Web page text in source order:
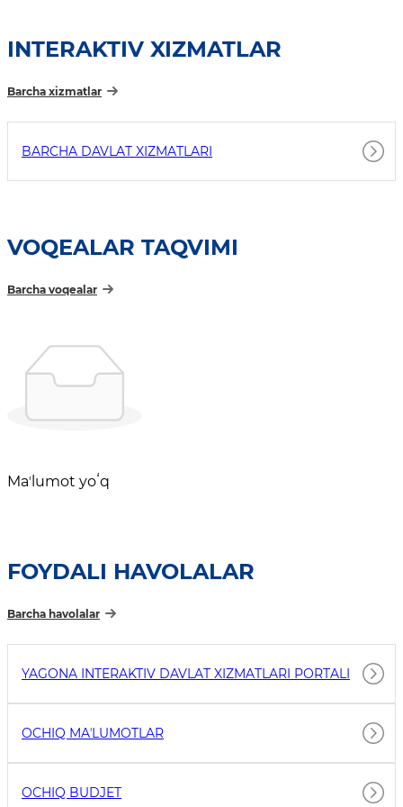
INTERAKTIV XIZMATLAR
Barcha xizmatlar
BARCHA DAVLAT XIZMATLARI
VOQEALAR TAQVIMI
Barcha voqealar
Maʼlumot yoʻq
FOYDALI HAVOLALAR
Barcha havolalar
YAGONA INTERAKTIV DAVLAT XIZMATLARI PORTALI
OCHIQ MAʼLUMOTLAR
OCHIQ BUDJET